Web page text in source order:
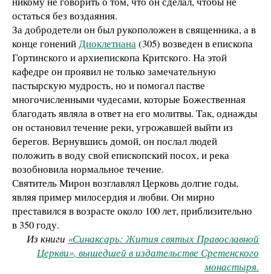
остаться без воздаяния.
За добродетели он был рукоположен в священника, а в
конце гоненийДиоклетиана(305) возведен в епископа
Гортинского и архиепископа Критского. На этой
кафедре он проявил не только замечательную
пастырскую мудрость, но и помогал пастве
многочисленными чудесами, которые Божественная
благодать являла в ответ на его молитвы. Так, однажды
он остановил течение реки, угрожавшей выйти из
берегов. Вернувшись домой, он послал людей
положить в воду свой епископский посох, и река
возобновила нормальное течение.
Святитель Мирон возглавлял Церковь долгие годы,
являя пример милосердия и любви. Он мирно
преставился в возрасте около 100лет, приблизительно
в 350 году.
Из книги «Синаксарь: Жития святых Православной
Церкви», вышедшей в издательстве Сретенского
монастыря.